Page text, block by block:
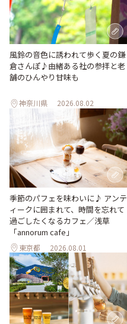
風鈴の音色に誘われて歩く夏の鎌
倉さんぽ♪由緒ある社の参拝と老
舗のひんやり甘味も
神奈川県 2026.08.02
季節のパフェを味わいに♪ アンテ
ィークに囲まれて、時間を忘れて
過ごしたくなるカフェ／浅草
「annorum cafe」
東京都 2026.08.01